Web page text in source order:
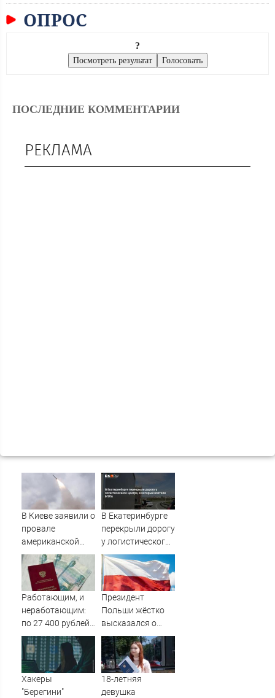
ОПРОС
?
ПОСЛЕДНИЕ КОММЕНТАРИИ
РЕКЛАМА
В Киеве заявили о
провале
американской
операции «Убей
лучника» против
России
В Екатеринбурге
перекрыли дорогу
у логистического
центра, в который
влетели БПЛА
Работающим, и
неработающим:
по 27 400 рублей
вручат
пенсионерам в
сентябре -
PrimaMedia.ru
Президент
Польши жёстко
высказался о
бандеровцах и их
идеологии
Хакеры
"Берегини"
18-летняя
девушка